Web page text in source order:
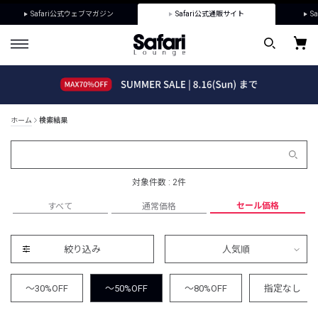
Safari公式ウェブマガジン Safari公式通販サイト
ホーム 検索結果
対象件数 : 2件
すべて 通常価格 セール価格
絞り込み 人気順
～30%OFF ～50%OFF ～80%OFF 指定なし